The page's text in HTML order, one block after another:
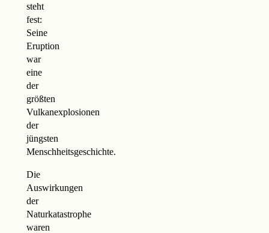
steht
fest:
Seine
Eruption
war
eine
der
größten
Vulkanexplosionen
der
jüngsten
Menschheitsgeschichte.
Die
Auswirkungen
der
Naturkatastrophe
waren